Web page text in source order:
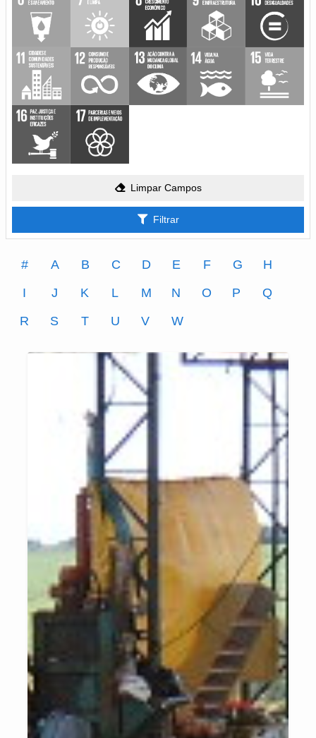
Limpar Campos
Filtrar
# A B C D E F G
H
I
J K L M N O P
Q
R
S T U V W